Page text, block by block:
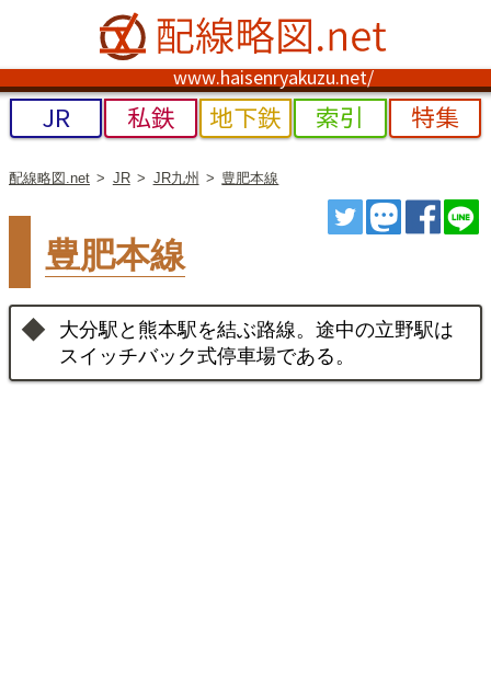
www.haisenryakuzu.net/
JR 私鉄 地下鉄 索引 特集
配線略図.net JR JR九州 豊肥本線
ツイートトゥート
シェ
豊肥本線
大分駅と熊本駅を結ぶ路線。途中の立野駅は
スイッチバック式停車場である。